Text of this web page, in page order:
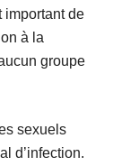
important de
à la
groupe
sexuels
d’infection.